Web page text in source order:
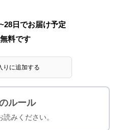
日でお届け予定
料です
りに追加する
ルール
みください。